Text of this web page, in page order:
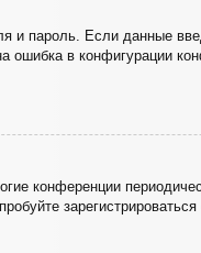
и пароль. Если данные
ошибка в конфигурации
конференции
зарегистрироваться